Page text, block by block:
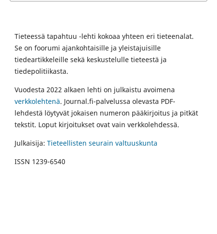
Tieteessä tapahtuu -lehti kokoaa yhteen eri tieteenalat.
Se on foorumi ajankohtaisille ja yleistajuisille
tiedeartikkeleille sekä keskustelulle tieteestä ja
tiedepolitiikasta.
Vuodesta 2022 alkaen lehti on julkaistu avoimena
verkkolehtenä. Journal.fi-palvelussa olevasta PDF-
lehdestä löytyvät jokaisen numeron pääkirjoitus ja pitkät
tekstit. Loput kirjoitukset ovat vain verkkolehdessä.
Julkaisija: Tieteellisten seurain valtuuskunta
ISSN 1239-6540